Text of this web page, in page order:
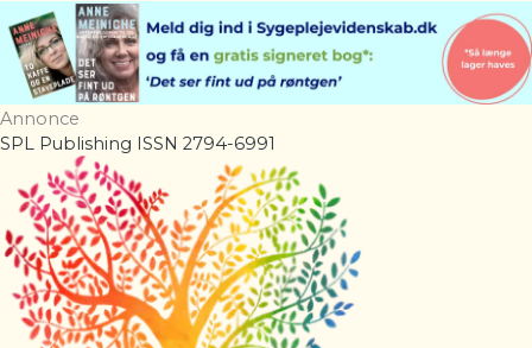
Annonce
SPL Publishing ISSN 2794-6991